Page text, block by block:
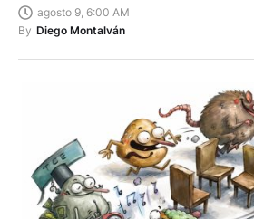
agosto 9, 6:00 AM
By Diego Montalván